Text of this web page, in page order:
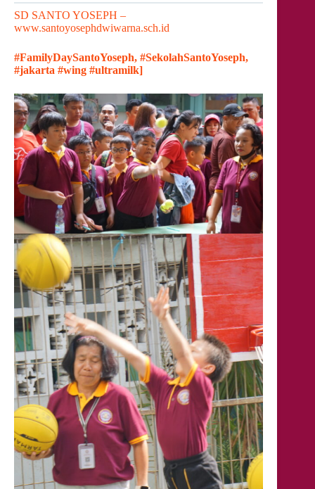
SD SANTO YOSEPH –
www.santoyosephdwiwarna.sch.id
#FamilyDaySantoYoseph, #SekolahSantoYoseph,
#jakarta #wing #ultramilk]